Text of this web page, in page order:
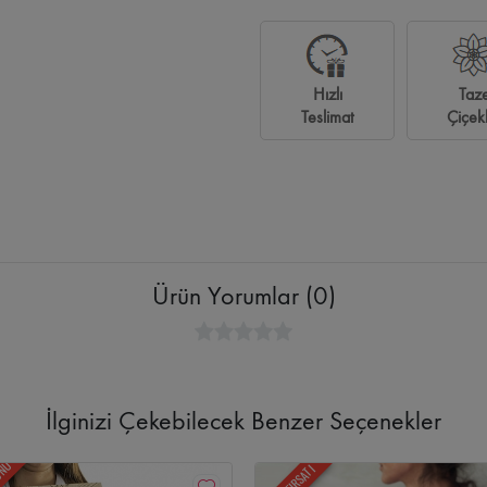
Armada Çiçekçi Next Level Çiçekçi
Solfasol Çiçekçi Güvenevler Çiçekçi
Hızlı
Teslimat
Ürün Yorumlar (0)
İlginizi Çekebilecek Benzer Seçenekler